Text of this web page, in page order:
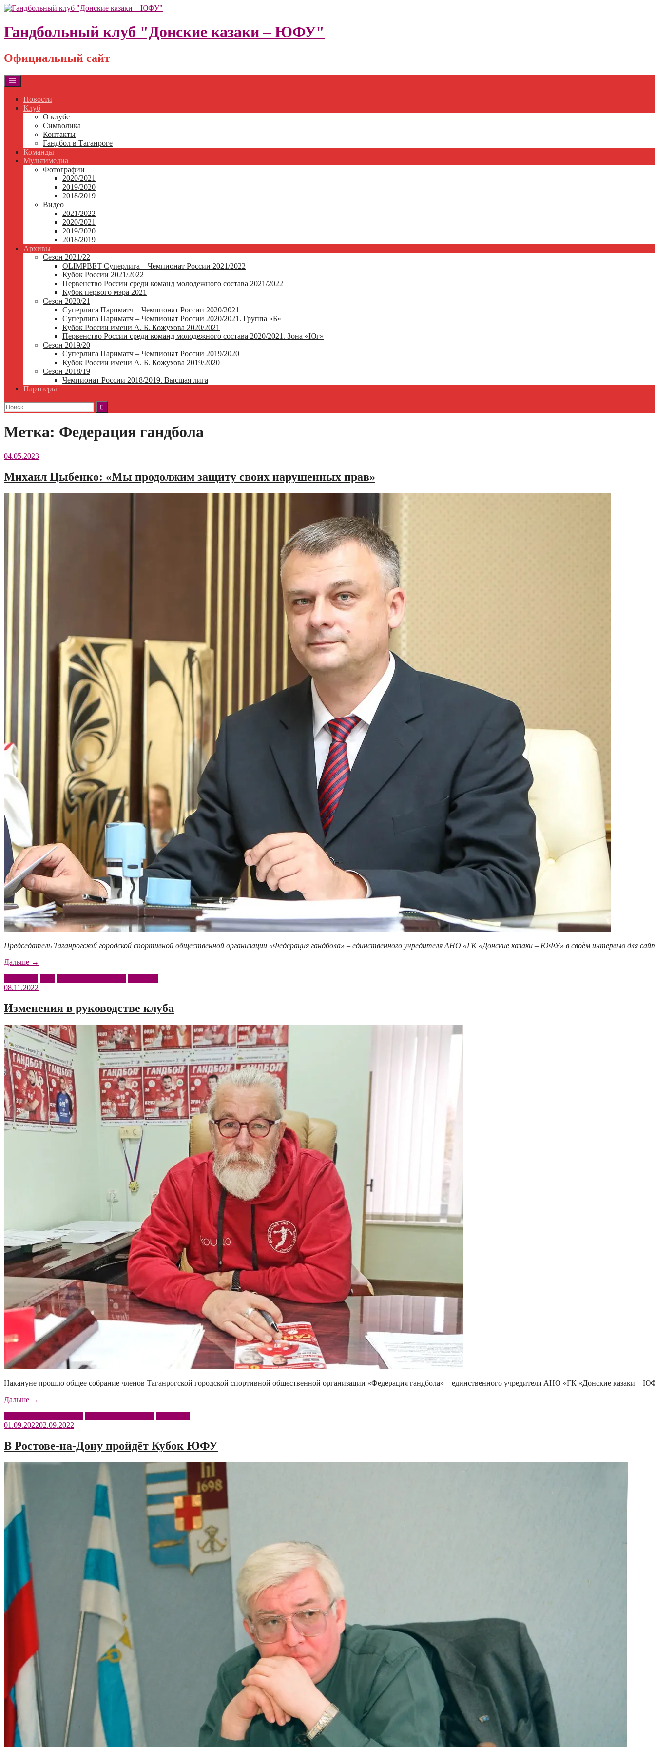
Skip
content
Гандбольный клуб "Донские казаки – ЮФУ"
Официальный сайт
Новости
Клуб
О клубе
Символика
Контакты
Гандбол в Таганроге
Команды
Мультимедиа
Фотографии
2020/2021
2019/2020
2018/2019
Видео
2021/2022
2020/2021
2019/2020
2018/2019
Архивы
Сезон 2021/22
OLIMPBET Суперлига – Чемпионат России 2021/2022
Кубок России 2021/2022
Первенство России среди команд молодежного состава 2021/2022
Кубок первого мэра 2021
Сезон 2020/21
Суперлига Париматч – Чемпионат России 2020/2021
Суперлига Париматч – Чемпионат России 2020/2021. Группа «Б»
Кубок России имени А. Б. Кожухова 2020/2021
Первенство России среди команд молодежного состава 2020/2021. Зона «Юг»
Сезон 2019/20
Суперлига Париматч – Чемпионат России 2019/2020
Кубок России имени А. Б. Кожухова 2019/2020
Сезон 2018/19
Чемпионат России 2018/2019. Высшая лига
Партнеры
Найти:
Метка: Федерация гандбола
04.05.2023
Михаил Цыбенко: «Мы продолжим защиту своих нарушенных прав»
Председатель Таганрогской городской спортивной общественной организации «Федерация гандбола» – единственного учредителя АНО «ГК «Донские казаки – ЮФУ» в своём интервью для
Дальше «Михаил
продолжим
своих
нарушенных
прав»»
→
08.11.2022
Изменения в руководстве клуба
Накануне прошло общее собрание членов Таганрогской городской спортивной общественной организации «Федерация гандбола» – единственного учредителя АНО «ГК «Донские казаки
Дальше «Изменения
клуба»
→
01.09.202202.09.2022
В Ростове-на-Дону пройдёт Кубок ЮФУ